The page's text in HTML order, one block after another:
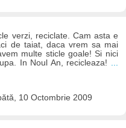
verzi, reciclate. Cam asta e
de taiat, daca vrem sa mai
multe sticle goale! Si nici
In Noul An, recicleaza! ...
10 Octombrie 2009